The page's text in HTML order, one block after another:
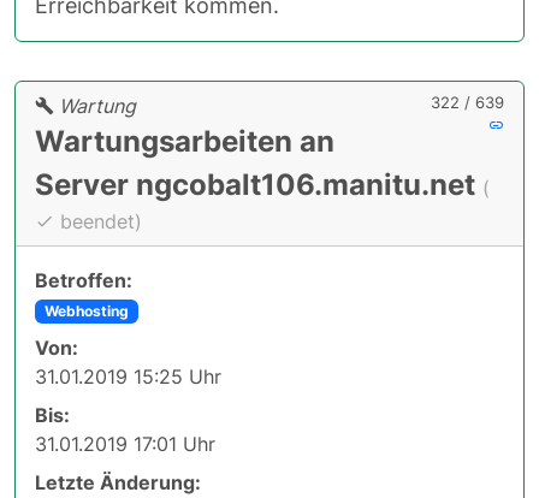
322 / 639
Wartung
Wartungsarbeiten an
Server ngcobalt106.manitu.net (
beendet)
Betroffen:
Webhosting
Von:
31.01.2019 15:25 Uhr
Bis:
31.01.2019 17:01 Uhr
Letzte Änderung: